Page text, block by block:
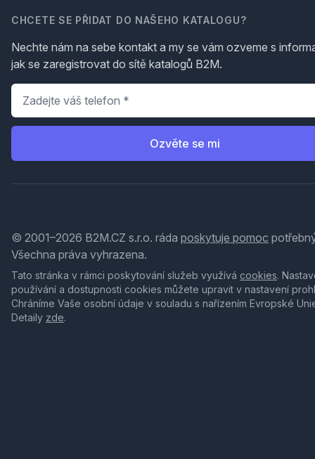
CHCETE SE PŘIDAT DO NAŠEHO KATALOGU?
Nechte nám na sebe kontakt a my se vám ozveme s
jak se zaregistrovat do sítě katalogů B2M.
Telefon
Ozvěte se mi
© 2001–2026 B2M.CZ s.r.o. ráda poskytuje pomoc
Všechna práva vyhrazena.
Tato stránka v rámci poskytování služeb využívá cookies.
používání a dostupnosti cookies můžete upravit v nastavení
Chráníme Vaše osobní údaje v souladu s nařízením Evropské
Detaily zde.